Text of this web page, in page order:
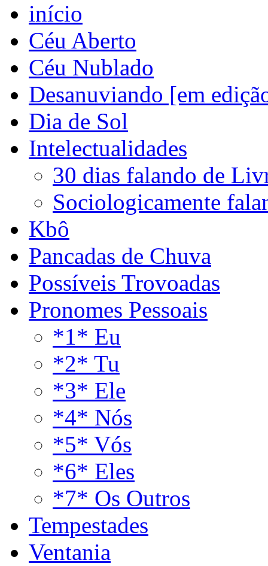
início
Céu Aberto
Céu Nublado
Desanuviando [em
Dia de Sol
Intelectualidades
30 dias falando de
Sociologicamente
Kbô
Pancadas de Chuva
Possíveis Trovoadas
Pronomes Pessoais
*1* Eu
*2* Tu
*3* Ele
*4* Nós
*5* Vós
*6* Eles
*7* Os Outros
Tempestades
Ventania